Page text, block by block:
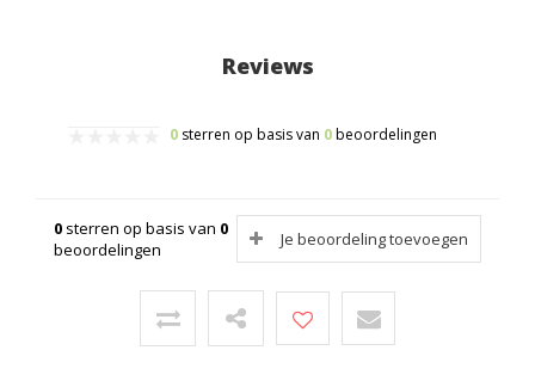
Reviews
0 sterren op basis van 0beoordelingen
0 sterren op basis van 0
beoordelingen
Je beoordeling toevoegen